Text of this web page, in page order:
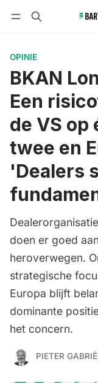
OPINIE
BKAN
Een
de VS op
twee en
'Dealers
doen er goed
heroverwegen.
strategische
Europa blijft
dominante
het concern.
PIETER